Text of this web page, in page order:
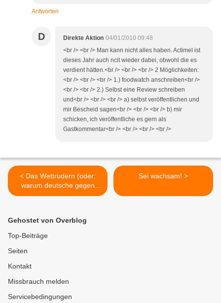
Antworten
D Direkte Aktion 04/01/2010 09:48
<br /> <br /> Man kann nicht alles haben. Actimel ist
dieses Jahr auch ncit wieder dabei, obwohl die es
verdient hätten.<br /> <br /> <br /> 2 Möglichkeiten:
<br /> <br /> <br /> 1.) foodwatch anschreiben<br />
<br /> <br /> 2.) Selbst eine Review schreiben
und<br /> <br /> <br /> a) selbst veröffentlichen und
mir Bescheid sagen<br /> <br /> <br /> b) mir
schicken, ich veröffentliche es gern als
Gastkommentar<br /> <br /> <br /> <br />
< Das Wettrudern (oder:
warum deutsche gegen
japanische Schüler
Sei wachsam! >
Gehostet von Overblog
Top-Beiträge
Seiten
Kontakt
Missbrauch melden
Servicebedingungen